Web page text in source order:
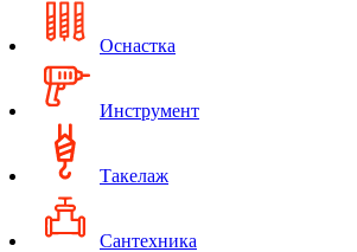
Оснастка
Инструмент
Такелаж
Сантехника